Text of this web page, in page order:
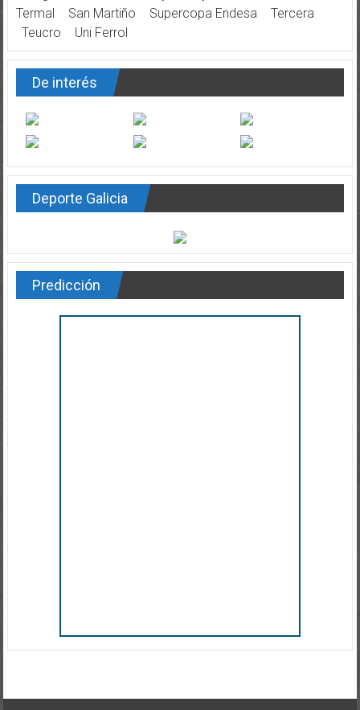
Termal
San Martiño Supercopa Endesa
Tercera
Teucro
Uni Ferrol
De interés
Deporte Galicia
Predicción